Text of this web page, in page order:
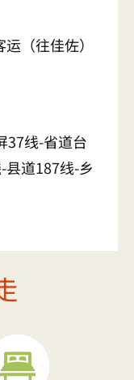
（往佳佐）
37线-省道台
县道187线-乡